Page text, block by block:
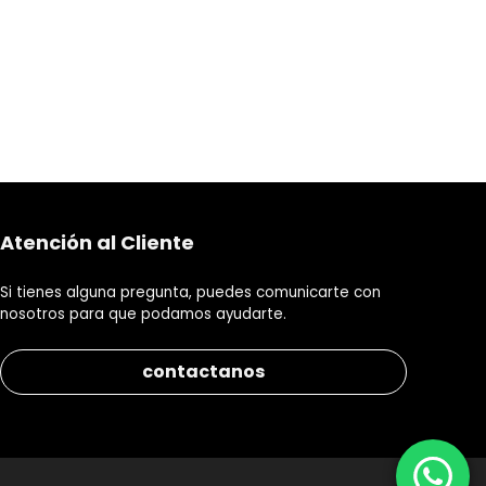
Atención al Cliente
Si tienes alguna pregunta, puedes comunicarte con
nosotros para que podamos ayudarte.
contactanos